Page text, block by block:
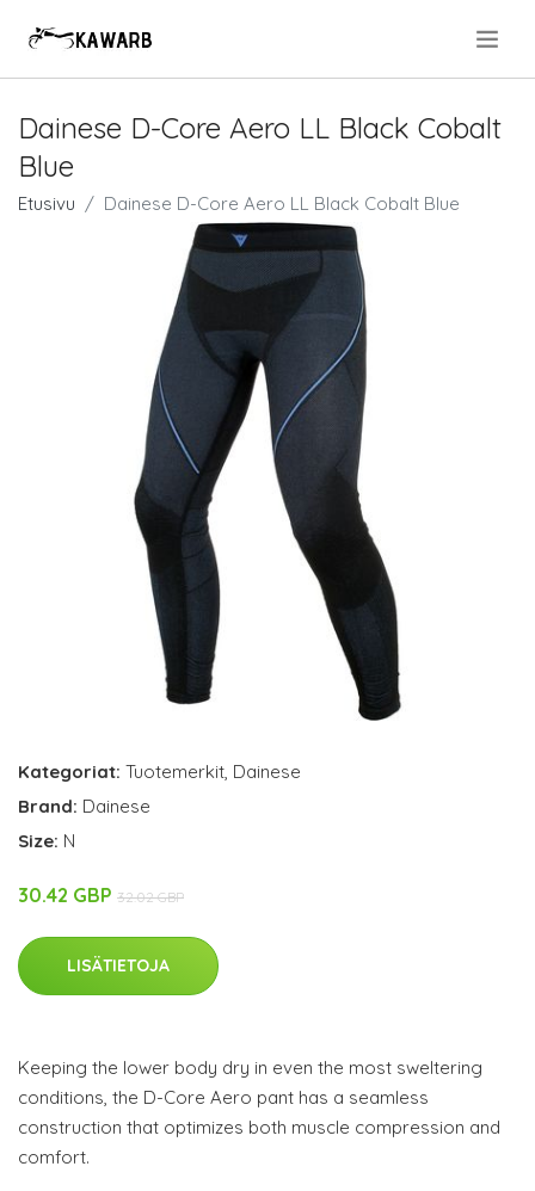
Dainese D-Core Aero LL Black Cobalt
Blue
Etusivu Dainese D-Core Aero LL Black Cobalt Blue
Kategoriat: Tuotemerkit, Dainese
Brand: Dainese
Size: N
30.42 GBP 32.02 GBP
LISÄTIETOJA
Keeping the lower body dry in even the most sweltering
conditions, the D-Core Aero pant has a seamless
construction that optimizes both muscle compression and
comfort.